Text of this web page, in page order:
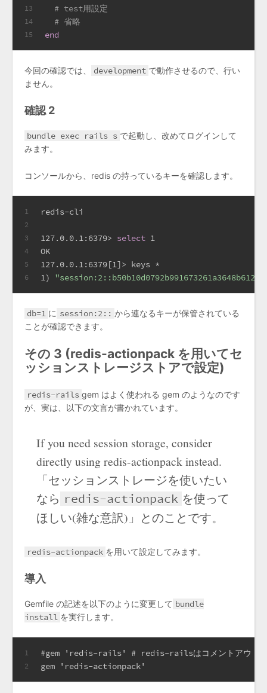
13
14
15
# test用設定
# 省略
end
今回の確認では、 development で動作させるので、行い
ません。
確認 2
bundle exec rails s で起動し、改めてログインして
みます。
コンソールから、redis の持っているキーを確認します。
1
2
3
4
5
6
redis-cli
127.0.0.1:6379> select 1
OK
127.0.0.1:6379[1]> keys *
1)
db=1 に session:2:: から連なるキーが保管されている
ことが確認できます。
その 3 (redis-actionpack を用いてセ
ッションストレージストアで設定)
redis-rails gem はよく使われる gem のようなのです
が、実は、以下の文言が書かれています。
If you need session storage, consider
directly using redis-actionpack instead.
「セッションストレージを使いたい
なら redis-actionpack を使って
ほしい(雑な意訳)」とのことです。
redis-actionpack を用いて設定してみます。
導入
Gemfile の記述を以下のように変更して bundle
install を実行します。
1
2
#gem 'redis-rails' # redis-railsはコメントアウトし
gem 'redis-actionpack'